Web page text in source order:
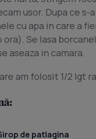
usor. Dupa ce
cu apa in care a
Se lasa
aseaza in camara.
am folosit 1/2 lgt
de patlagina